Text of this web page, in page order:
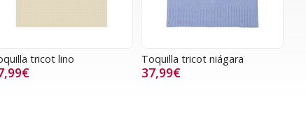
tricot lino Toquilla tricot niágara
37,99€